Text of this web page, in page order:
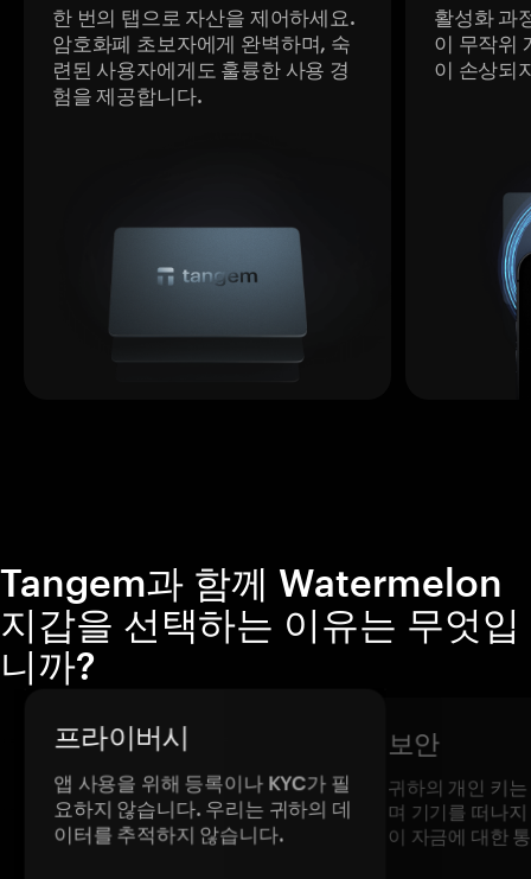
한 번의 탭으로 자산을 제어하세요.
암호화폐 초보자에게 완벽하며, 숙
련된 사용자에게도 훌륭한 사용 경
험을 제공합니다.
활성화 과
이 무작위
이 손상되
Tangem과 함께 Watermelon
지갑을 선택하는 이유는 무엇입
니까?
프라이버시
앱 사용을 위해 등록이나 KYC가 필
요하지 않습니다. 우리는 귀하의 데
이터를 추적하지 않습니다.
보안
귀하의 개인 키
며 기기를 떠나
이 자금에 대한